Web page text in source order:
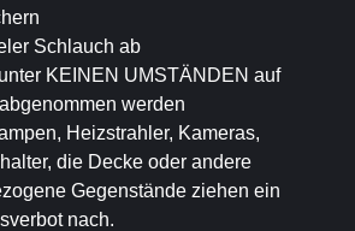
Schlauch ab
KEINEN UMSTÄNDEN auf
werden
Heizstrahler, Kameras,
die Decke oder andere
Gegenstände ziehen ein
nach.